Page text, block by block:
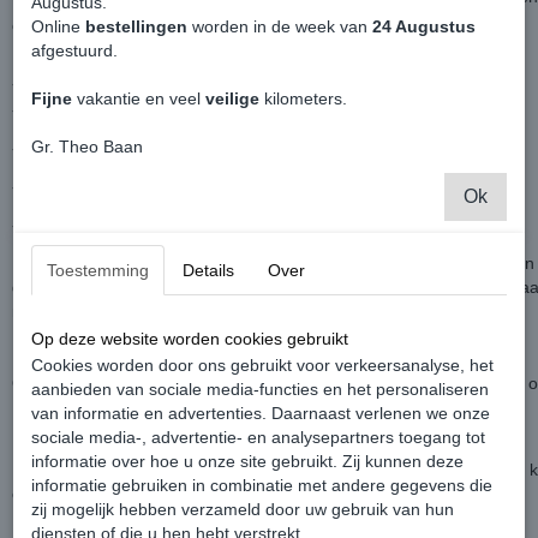
origineel derde remlicht.
- Plug & Play
- LED verlichting
- Geen storing
- Niet gespoten of beplakt
- Perfecte pasvorm
De rode rubberen rand aan de achterkant om vocht tegen te houden
de kans dat het remlicht iets meer naar buiten komt (milimeters) is
Na een aantal weken nog even aandraaien is aan te raden.
Overzetten van het oude rubber van je originele remlicht is ook een
Bij het monteren niet doordraaien of te vast draaien.
Hierdoor ontstaat er spanning op het derde remlicht.
Bij het dichtgooien van je deur of tijdens het rijden, kan de kunststof
eraf komen, zowel bij de origineel rode als bij de smoke uitvoering.
Online bestellingen worden in de week van 24 Augustus
afgestuurd.
Fijne vakantie en veel veilige kilometers.
Gr. Theo Baan
Ok
Toestemming Details Over
Op deze website worden cookies gebruikt
Cookies worden door ons gebruikt voor verkeersanalyse, het
aanbieden van sociale media-functies en het personaliseren
van informatie en advertenties. Daarnaast verlenen we onze
sociale media-, advertentie- en analysepartners toegang tot
informatie over hoe u onze site gebruikt. Zij kunnen deze
informatie gebruiken in combinatie met andere gegevens die
zij mogelijk hebben verzameld door uw gebruik van hun
diensten of die u hen hebt verstrekt.